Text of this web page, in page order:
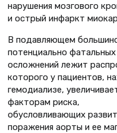
нарушения мозгового
и острый инфаркт
В подавляющем
потенциально
осложнений лежит
которого у пациентов,
гемодиализе,
факторам риска,
обусловливающих
поражения аорты и ее